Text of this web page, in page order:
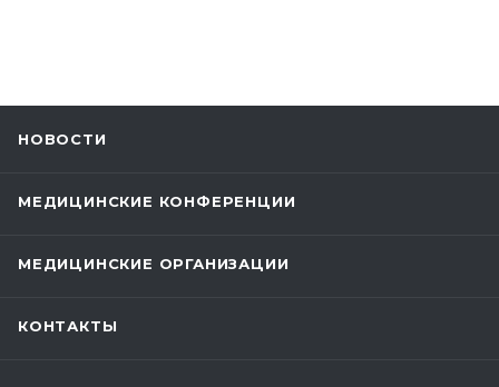
НОВОСТИ
МЕДИЦИНСКИЕ КОНФЕРЕНЦИИ
МЕДИЦИНСКИЕ ОРГАНИЗАЦИИ
КОНТАКТЫ